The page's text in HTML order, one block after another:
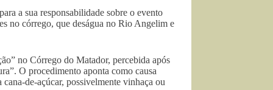
a sua responsabilidade sobre o evento
no córrego, que deságua no Rio Angelim e
no Córrego do Matador, percebida após
O procedimento aponta como causa
de-açúcar, possivelmente vinhaça ou